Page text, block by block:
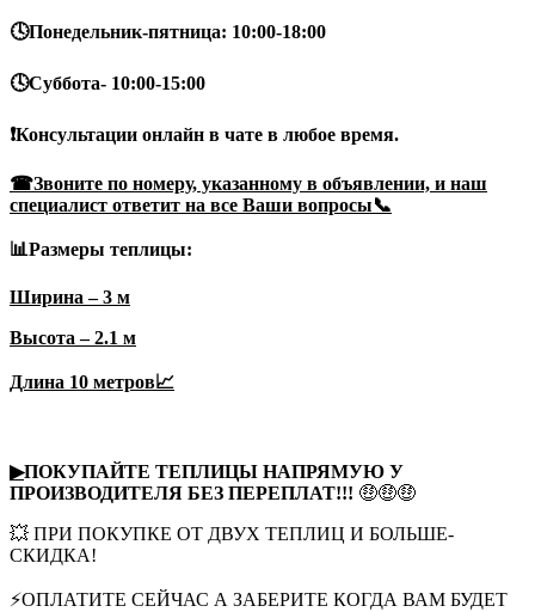
🕓Понедельник-пятница: 10:00-18:00
🕓Суббота- 10:00-15:00
❗Консультации онлайн в чате в любое время.
☎Звоните по номеру, указанному в объявлении, и наш
специалист ответит на все Ваши вопросы📞
📊Размеры теплицы:
Ширина – 3 м
Высота – 2.1 м
Длина 10 метров📈
▶ПОКУПАЙТЕ ТЕПЛИЦЫ НАПРЯМУЮ У
ПРОИЗВОДИТЕЛЯ БЕЗ ПЕРЕПЛАТ!!! 🤑🤑🤑
💥 ПРИ ПОКУПКЕ ОТ ДВУХ ТЕПЛИЦ И БОЛЬШЕ-
СКИДКА!
⚡ОПЛАТИТЕ СЕЙЧАС А ЗАБЕРИТЕ КОГДА ВАМ БУДЕТ